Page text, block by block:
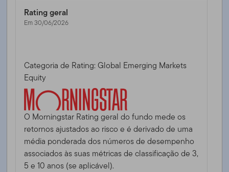
Rating geral
Em 30/06/2026
Categoria de Rating: Global Emerging Markets
Equity
O Morningstar Rating geral do fundo mede os
retornos ajustados ao risco e é derivado de uma
média ponderada dos números de desempenho
associados às suas métricas de classificação de 3,
5 e 10 anos (se aplicável).